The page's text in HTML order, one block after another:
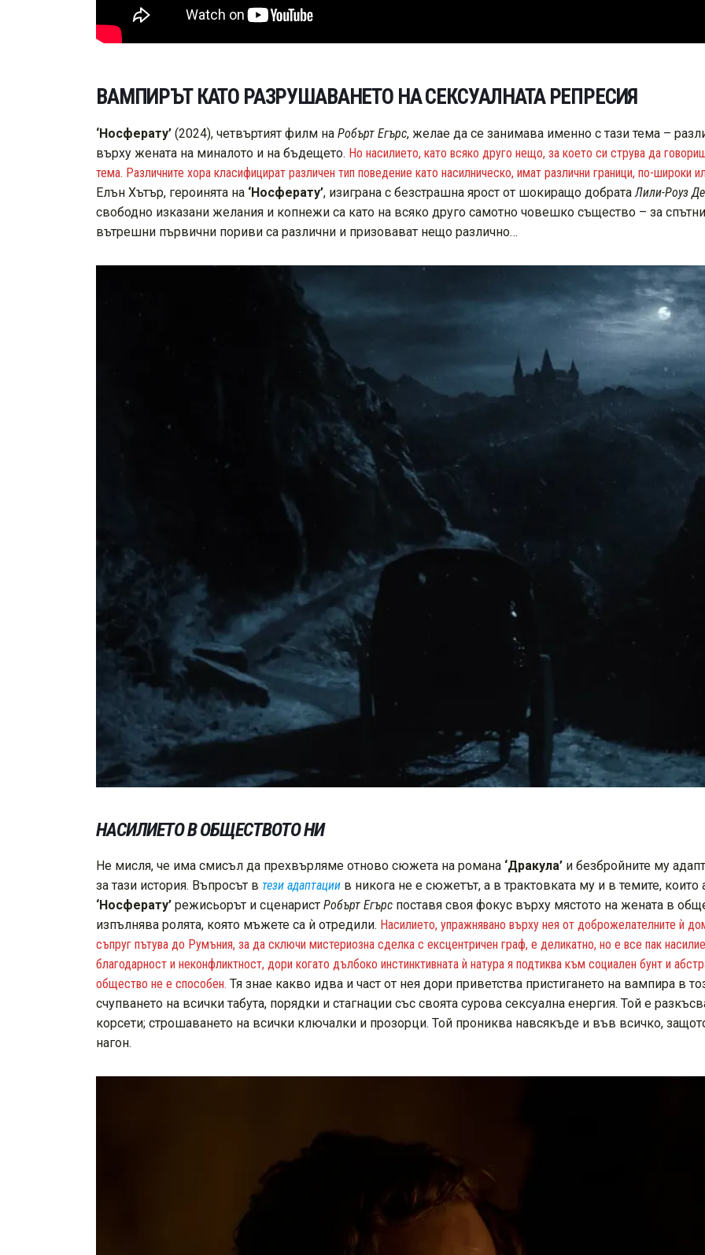
ВАМПИРЪТ КАТО РАЗРУШАВАНЕТО НА СЕКСУАЛНАТА РЕПРЕСИЯ
‘Носферату’ (2024), четвъртият филм на Робърт Егърс, желае да се занимава именно с тази тема –
върху жената на миналото и на бъдещето. Но насилието, като всяко друго нещо, за което си струва да
тема. Различните хора класифицират различен тип поведение като насилническо, имат различни граници, по-широки
Елън Хътър, героинята на ‘Носферату’, изиграна с безстрашна ярост от шокиращо добратаЛили-Роуз
свободно изказани желания и копнежи са като на всяко друго самотно човешко същество – за
вътрешни първични пориви са различни и призовават нещо различно…
НАСИЛИЕТО В ОБЩЕСТВОТО НИ
Не мисля, че има смисъл да прехвърляме отново сюжета на романа ‘Дракула’ и безбройните му
за тази история. Въпросът в тези адаптации в никога не е сюжетът, а в трактовката му и в темите, които
‘Носферату’ режисьорът и сценарист Робърт Егърс поставя своя фокус върху мястото на жената в
изпълнява ролята, която мъжете са ѝ отредили. Насилието, упражнявано върху нея от доброжелателните ѝ
съпруг пътува до Румъния, за да сключи мистериозна сделка с ексцентричен граф, е деликатно, но е все пак
благодарност и неконфликтност, дори когато дълбоко инстинктивната ѝ натура я подтиква към социален бунт и
общество не е способен. Тя знае какво идва и част от нея дори приветства пристигането на вампира в
счупването на всички табута, порядки и стагнации със своята сурова сексуална енергия. Той е
корсети; строшаването на всички ключалки и прозорци. Той прониква навсякъде и във всичко,
нагон.